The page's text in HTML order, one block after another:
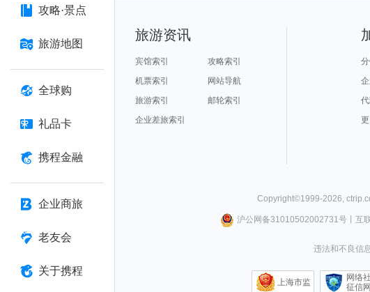
攻略·景点
旅游地图
全球购
礼品卡
携程金融
企业商旅
老友会
关于携程
旅游资讯
宾馆索引
攻略索引
机票索引
网站导航
旅游索引
邮轮索引
企业差旅索引
Copyright©1999-2026,
沪公网备31010502002731号丨 互
违法和不良信
上海市监
网络
征信网